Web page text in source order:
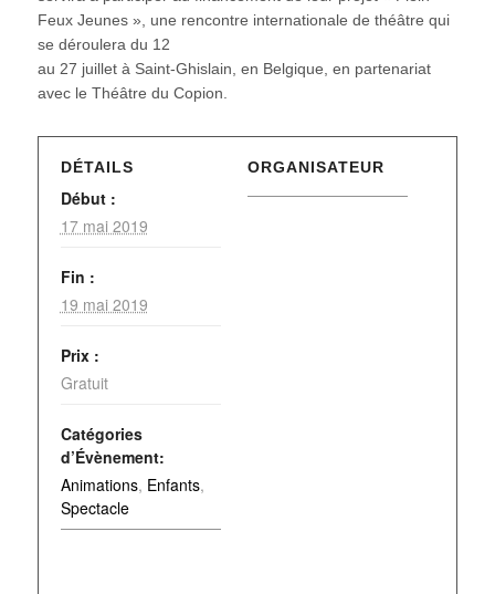
Feux Jeunes », une rencontre internationale de théâtre qui
se déroulera du 12
au 27 juillet à Saint-Ghislain, en Belgique, en partenariat
avec le Théâtre du Copion.
DÉTAILS
Début :
17 mai 2019
Fin :
19 mai 2019
Prix :
Gratuit
Catégories
d’Évènement:
Animations, Enfants,
Spectacle
ORGANISATEUR